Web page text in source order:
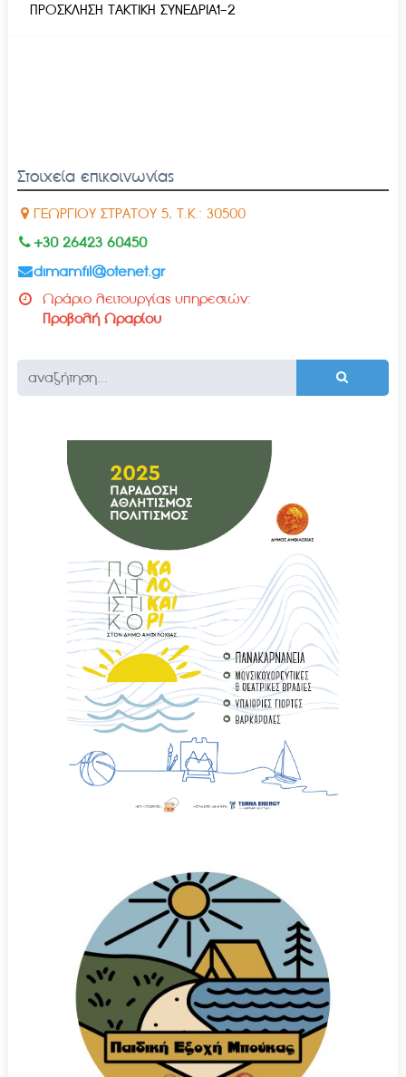
ΠΡΟΣΚΛΗΣΗ ΤΑΚΤΙΚΗ ΣΥΝΕΔΡΙΑ1-2
Στοιχεία επικοινωνίας
ΓΕΩΡΓΙΟΥ ΣΤΡΑΤΟΥ 5, Τ.Κ.: 30500
+30 26423 60450
dimamfil@otenet.gr
Ωράριο λειτουργίας υπηρεσιών:
Προβολή Ωραρίου